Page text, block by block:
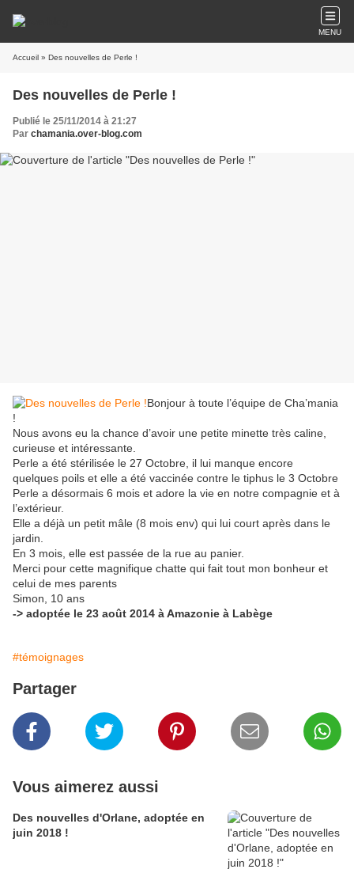
MENU
Accueil » Des nouvelles de Perle !
Des nouvelles de Perle !
Publié le 25/11/2014 à 21:27
Par chamania.over-blog.com
Bonjour à toute l’équipe de Cha’mania
!
Nous avons eu la chance d’avoir une petite minette très caline,
curieuse et intéressante.
Perle a été stérilisée le 27 Octobre, il lui manque encore
quelques poils et elle a été vaccinée contre le tiphus le 3 Octobre
Perle a désormais 6 mois et adore la vie en notre compagnie et à
l’extérieur.
Elle a déjà un petit mâle (8 mois env) qui lui court après dans le
jardin.
En 3 mois, elle est passée de la rue au panier.
Merci pour cette magnifique chatte qui fait tout mon bonheur et
celui de mes parents
Simon, 10 ans
-> adoptée le 23 août 2014 à Amazonie à Labège
#témoignages
Partager
Vous aimerez aussi
Des nouvelles d'Orlane, adoptée en
juin 2018 !